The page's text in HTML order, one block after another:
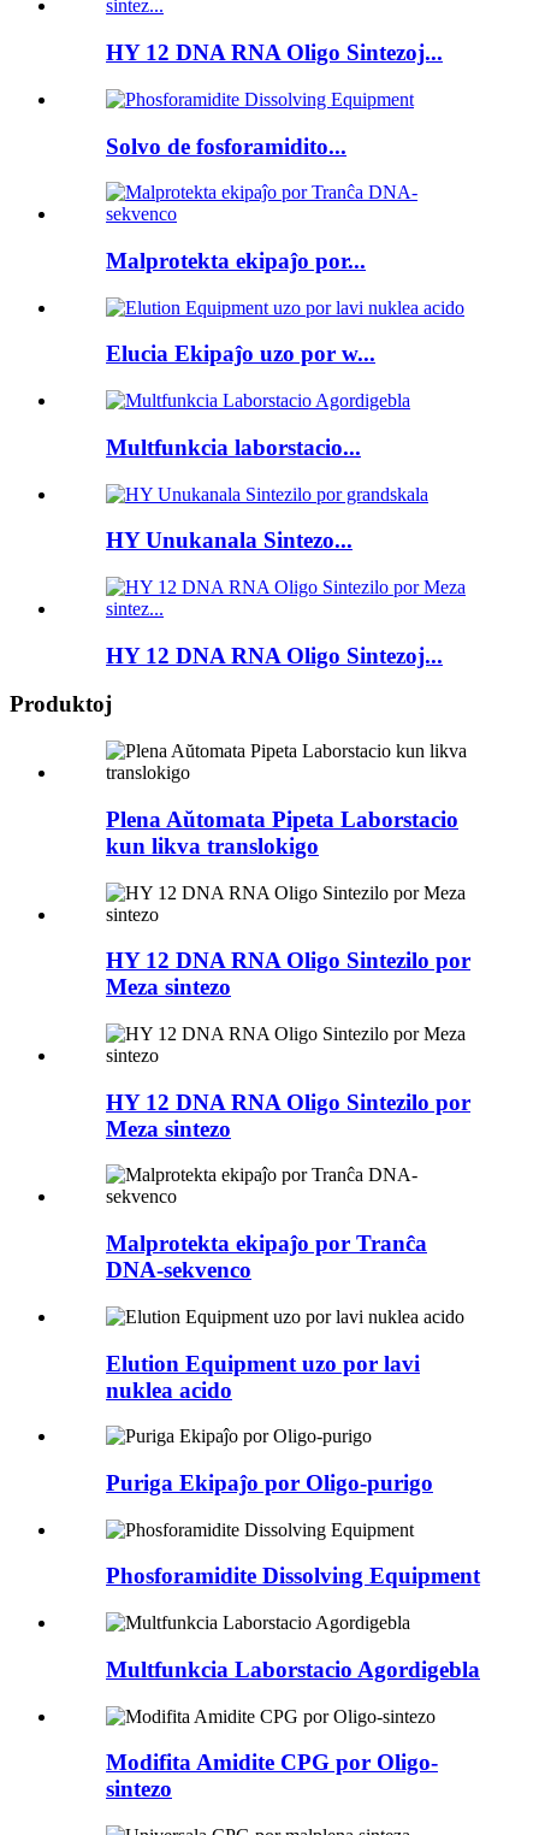
HY 12 DNA RNA Oligo Sintezoj...
Solvo de fosforamidito...
Malprotekta ekipaĵo por...
Elucia Ekipaĵo uzo por w...
Multfunkcia laborstacio...
HY Unukanala Sintezo...
HY 12 DNA RNA Oligo Sintezoj...
Produktoj
Plena Aŭtomata Pipeta Laborstacio
kun likva translokigo
HY 12 DNA RNA Oligo Sintezilo por
Meza sintezo
HY 12 DNA RNA Oligo Sintezilo por
Meza sintezo
Malprotekta ekipaĵo por Tranĉa
DNA-sekvenco
Elution Equipment uzo por lavi
nuklea acido
Puriga Ekipaĵo por Oligo-purigo
Phosforamidite Dissolving Equipment
Multfunkcia Laborstacio Agordigebla
Modifita Amidite CPG por Oligo-
sintezo